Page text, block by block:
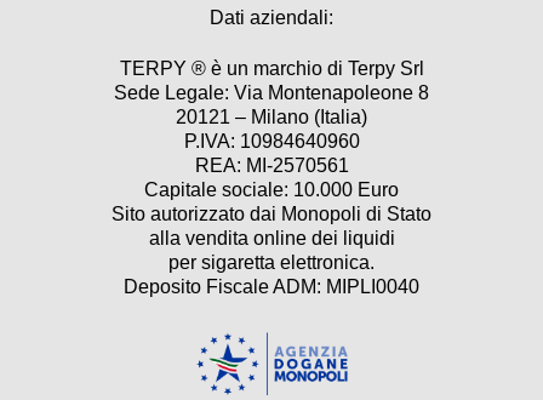
Dati aziendali:
TERPY ® è un marchio di Terpy Srl
Sede Legale: Via Montenapoleone 8
20121 – Milano (Italia)
P.IVA: 10984640960
REA: MI-2570561
Capitale sociale: 10.000 Euro
Sito autorizzato dai Monopoli di Stato
alla vendita online dei liquidi
per sigaretta elettronica.
Deposito Fiscale ADM: MIPLI0040